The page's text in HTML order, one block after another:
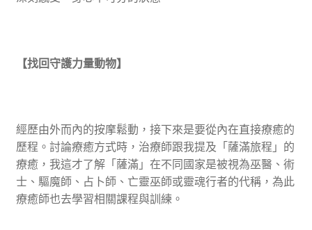
【找回守護力量動物】
經歷由外而內的按摩鬆動，接下來是要從內在直接療癒的
歷程。討論療癒方式時，治療師跟我提及「薩滿旅程」的
療癒，我這才了解「薩滿」在不同國家是被視為巫醫、術
士、驅魔師、占卜師、亡靈巫師或靈魂行者的代稱，為此
療癒師也去學習相關課程與訓練。